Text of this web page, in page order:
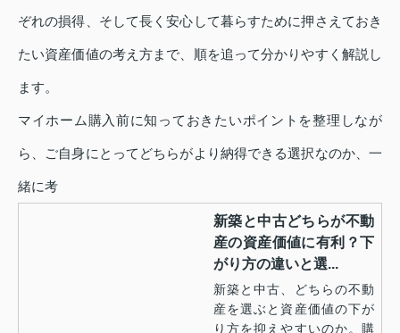
ぞれの損得、そして長く安心して暮らすために押さえておき
たい資産価値の考え方まで、順を追って分かりやすく解説し
ます。
マイホーム購入前に知っておきたいポイントを整理しなが
ら、ご自身にとってどちらがより納得できる選択なのか、一
緒に考
新築と中古どちらが不動
産の資産価値に有利？下
がり方の違いと選...
新築と中古、どちらの不動
産を選ぶと資産価値の下が
り方を抑えやすいのか。購